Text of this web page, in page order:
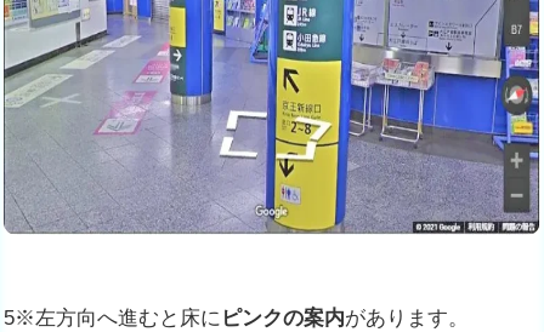
5※左方向へ進むと床に ピンクの案内があります。